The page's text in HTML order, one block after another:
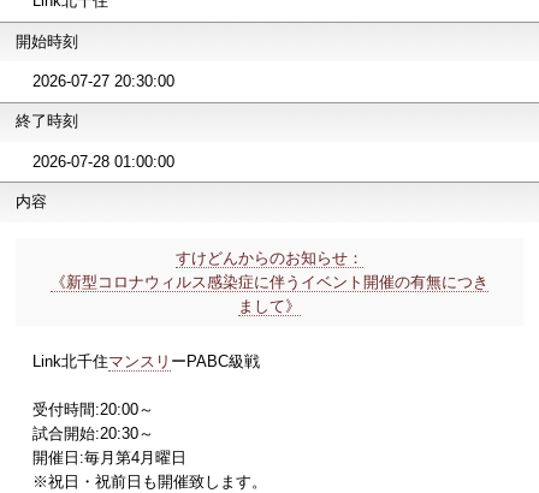
開始時刻
2026-07-27 20:30:00
終了時刻
2026-07-28 01:00:00
内容
すけどんからのお知らせ：
《新型コロナウィルス感染症に伴うイベント開催の有無につき
まして》
Link北千住マンスリ ーPABC級戦
受付時間:20:00～
試合開始:20:30～
開催日:毎月第4月曜日
※祝日・祝前日も開催致します。